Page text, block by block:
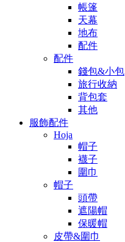
帳篷
天幕
地布
配件
配件
錢包&小包
旅行收納
背包套
其他
服飾配件
Hoja
帽子
襪子
圍巾
帽子
頭帶
遮陽帽
保暖帽
皮帶&圍巾